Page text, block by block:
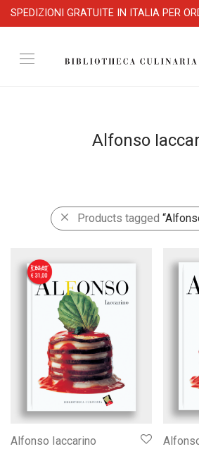
Alfonso
Products tagged
Alfonso Iaccarino